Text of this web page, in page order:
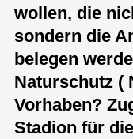
wollen, die
sondern die
belegen
Naturschutz (
Vorhaben?
Stadion für